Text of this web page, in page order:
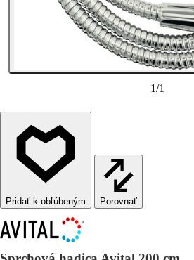
1/1
Porovnať